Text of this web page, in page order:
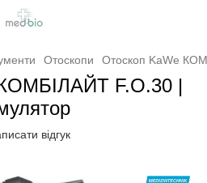
Отоскопи Отоскоп KaWe
F.O.30 |
відгук